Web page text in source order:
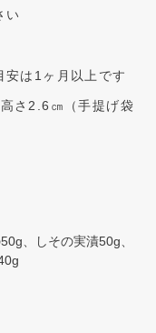
い
安は1ヶ月以上です
さ2.6㎝（手提げ袋
、しその実漬50g、